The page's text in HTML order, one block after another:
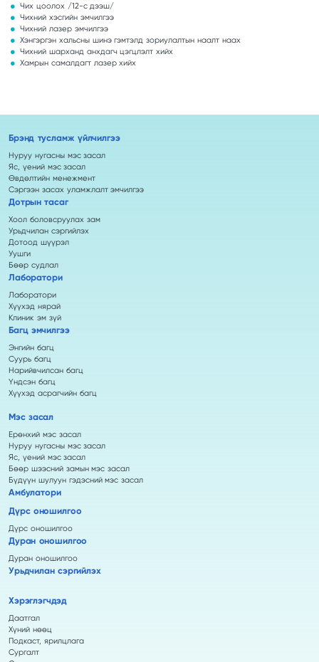
Чих цоолох /12-с дээш/
Чихний хэсгийн эмчилгээ
Чихний лазер эмчилгээ
Хэнгэргэн хальсны шинэ гэмтэлд зориулалтын наалт наах
Чихний шарханд анхдагч цэгцлэлт хийх
Хамрын самалдагт лазер хийх
Брэнд тусламж үйлчилгээ
Нуруу нугасны мэс засал
Яс, үений мэс засал
Өвдөлтийн менежмент
Сэргээн засах уламжлалт эмчилгээ
Дотрын тасаг
Хоол боловсруулах зам
Урьдчилан сэргийлэх
Дотоод шүүрэл
Уушги
Бөөр судлал
Лаборатори
Лаборатори
Хүүхэд нярай
Клиник эм зүй
Багц эмчилгээ
Энгийн багц
Суурь багц
Нарийвчилсан багц
Үндсэн багц
Хүүхэд асрагчийн багц
Мэс засал
Ерөнхий мэс засал
Нуруу нугасны мэс засал
Яс, үений мэс засал
Бөөр шээсний замын мэс засал
Бүдүүн шулуун гэдэсний мэс засал
Амбулатори
Дүрс оношилгоо
Дүрс оношилгоо
Дуран оношилгоо
Дуран оношилгоо
Урьдчилан сэргийлэх
Хэрэглэгчдэд
Даатгал
Хүний нөөц
Подкаст, ярилцлага
Сургалт